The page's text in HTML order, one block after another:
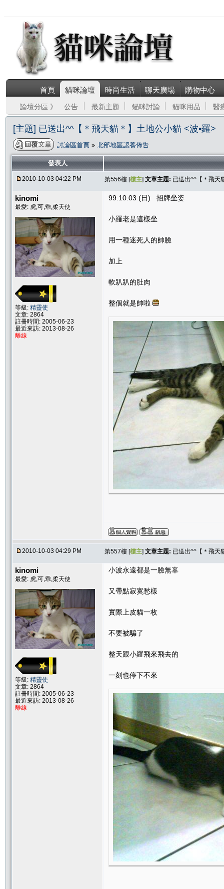
首頁 貓咪論壇 時尚生活 聊天廣場 購物中心
論壇分區 》 公告 最新主題 貓咪討論 貓咪用品 醫
[主題] 已送出^^【＊飛天貓＊】土地公小貓 <波•羅>
討論區首頁 » 北部地區認養佈告
發表人
2010-10-03 04:22 PM 第556樓 [樓主] 文章主題: 已送出^^【＊飛天
kinomi
最愛: 虎,可,乖,柔天使
等級: 精靈使
文章: 2864
註冊時間: 2005-06-23
最近來訪: 2013-08-26
離線
99.10.03 (日) 招牌坐姿
小羅老是這樣坐
用一種迷死人的帥臉
加上
軟趴趴的肚肉
整個就是帥啦
2010-10-03 04:29 PM 第557樓 [樓主] 文章主題: 已送出^^【＊飛天
kinomi
最愛: 虎,可,乖,柔天使
等級: 精靈使
文章: 2864
註冊時間: 2005-06-23
最近來訪: 2013-08-26
離線
小波永遠都是一臉無辜
又帶點寂寞愁樣
實際上皮貓一枚
不要被騙了
整天跟小羅飛來飛去的
一刻也停下不來